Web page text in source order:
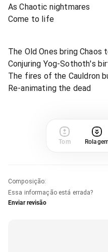
As Chaotic nightmares
Come to life
The Old Ones bring Chaos
Conjuring Yog-Sothoth's
The fires of the Cauldron
Re-animating the dead
Tom
Composição:
Essa informação está errada?
Enviar revisão